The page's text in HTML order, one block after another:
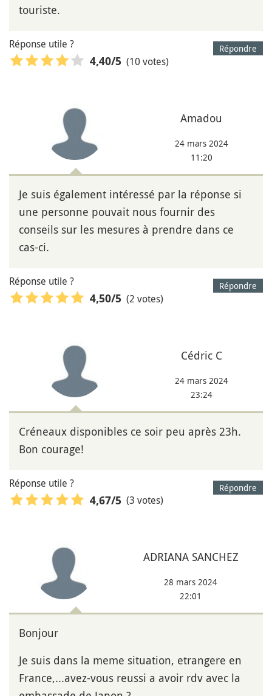
touriste.
Répondre
Réponse utile ?
4,40/5 (10 votes)
Amadou
24 mars 2024
11:20
Je suis également intéressé par la réponse si
une personne pouvait nous fournir des
conseils sur les mesures à prendre dans ce
cas-ci.
Répondre
Réponse utile ?
4,50/5 (2 votes)
Cédric C
24 mars 2024
23:24
Créneaux disponibles ce soir peu après 23h.
Bon courage!
Répondre
Réponse utile ?
4,67/5 (3 votes)
ADRIANA SANCHEZ
28 mars 2024
22:01
Bonjour
Je suis dans la meme situation, etrangere en
France,...avez-vous reussi a avoir rdv avec la